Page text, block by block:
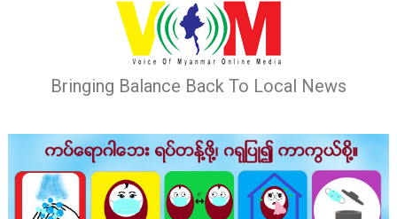
Bringing Balance Back To Local News